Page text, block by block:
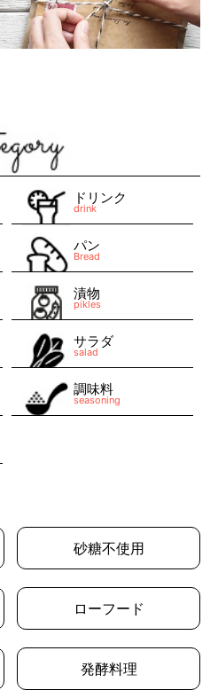
ドリンク
drink
パン
Bread
漬物
pikles
サラダ
salad
調味料
seasoning
砂糖不使用
ローフード
発酵料理